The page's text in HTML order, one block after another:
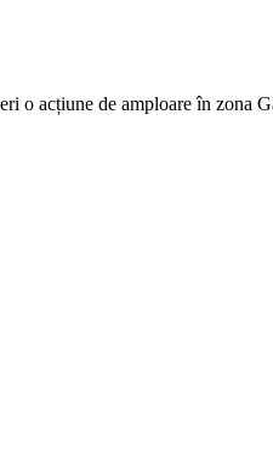
o acțiune de amploare în